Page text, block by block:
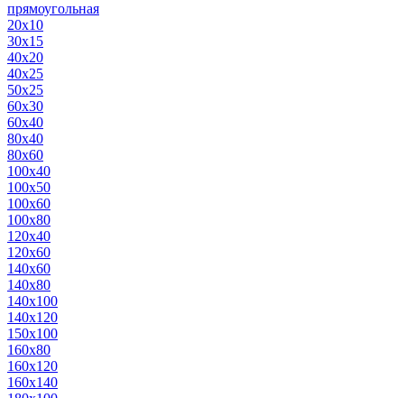
прямоугольная
20х10
30х15
40х20
40х25
50х25
60х30
60х40
80х40
80х60
100х40
100х50
100х60
100х80
120х40
120х60
140х60
140х80
140х100
140х120
150х100
160х80
160х120
160х140